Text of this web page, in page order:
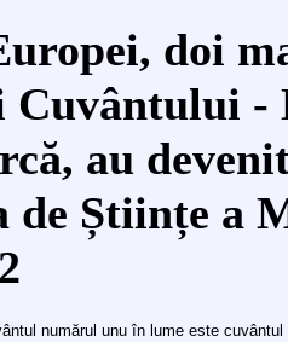
doi
-
au
de Științe a
numărul unu în lume este cuvântul